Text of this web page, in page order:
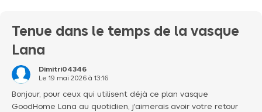
Tenue dans le temps de la vasque
Lana
Dimitri04346
Le 19 mai 2026à 13:16
Bonjour, pour ceux qui utilisent déjà ce plan vasque
GoodHome Lana au quotidien, j'aimerais avoir votre retour